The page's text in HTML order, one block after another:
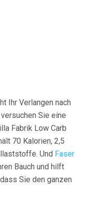
Ihr Verlangen nach
Sie eine
Fabrik Low Carb
70 Kalorien, 2,5
Und Faser
Bauch und hilft
Sie den ganzen